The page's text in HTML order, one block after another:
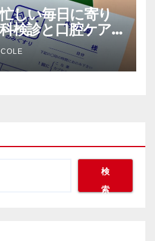
しい毎日に寄り
検診と口腔ケア
ル
検
索